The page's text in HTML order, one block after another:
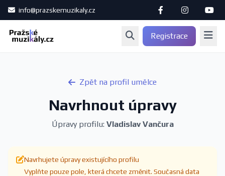
info@prazskemuzikaly.cz
Registrace
Zpět na profil umělce
Navrhnout úpravy
Úpravy profilu: Vladislav Vančura
Navrhujete úpravy existujícího profilu
Vyplňte pouze pole, která chcete změnit. Současná data